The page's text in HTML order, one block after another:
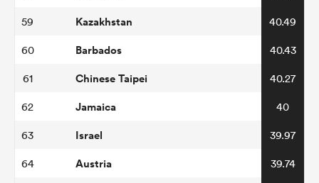
59 Kazakhstan 40.49
60 Barbados 40.43
61 Chinese Taipei 40.27
62 Jamaica 40
63 Israel 39.97
64 Austria 39.74